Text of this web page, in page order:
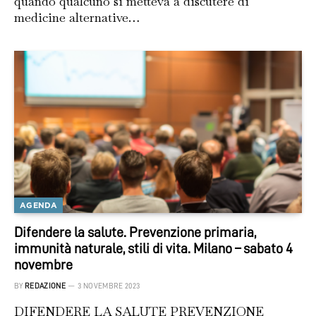
medicine alternative…
AGENDA
Difendere la salute. Prevenzione primaria,
immunità naturale, stili di vita. Milano – sabato 4
novembre
BY REDAZIONE 3 NOVEMBRE 2023
DIFENDERE LA SALUTE PREVENZIONE